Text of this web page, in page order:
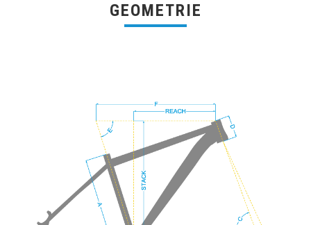
GEOMETRIE